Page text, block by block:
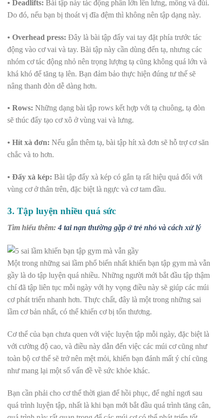
• Deadlifts: Bài tập này tác động phần lớn lên lưng, mông và đùi.
Do đó, nếu bạn bị thoát vị đĩa đệm thì không nên tập dạng này.
• Overhead press: Đây là bài tập đẩy vai tay đặt phía trước tác
động vào cơ vai và tay. Bài tập này cần dùng đến tạ, nhưng các
nhóm cơ tác động nhỏ nên trọng lượng tạ cũng không quá lớn và
khá khó để tăng tạ lên. Bạn đảm bảo thực hiện đúng tư thế sẽ
nâng thanh đòn dễ dàng hơn.
• Rows: Những dạng bài tập rows kết hợp với tạ chuông, tạ đòn
sẽ thúc đẩy tạo cơ xô ở vùng vai và lưng.
• Hít xà đơn: Nếu gắn thêm tạ, bài tập hít xà đơn sẽ hỗ trợ cơ săn
chắc và to hơn.
• Đẩy xà kép: Bài tập đẩy xà kép có gắn tạ rất hiệu quả đối với
vùng cơ ở thân trên, đặc biệt là ngực và cơ tam đầu.
3. Tập luyện nhiều quá sức
Tìm hiểu thêm: 4 tai nạn thường gặp ở trẻ nhỏ và cách xử lý
Một trong những sai lầm phổ biến nhất khiến bạn tập gym mà vẫn
gầy là do tập luyện quá nhiều. Những người mới bắt đầu tập thậm
chí đã tập liên tục mỗi ngày với hy vọng điều này sẽ giúp các múi
cơ phát triển nhanh hơn. Thực chất, đây là một trong những sai
lầm cơ bản nhất, có thể khiến cơ bị tổn thương.
Cơ thể của bạn chưa quen với việc luyện tập mỗi ngày, đặc biệt là
với cường độ cao, và điều này dẫn đến việc các múi cơ cũng như
toàn bộ cơ thể sẽ trở nên mệt mỏi, khiến bạn đánh mất ý chí cũng
như mang lại một số vấn đề về sức khỏe khác.
Bạn cần phải cho cơ thể thời gian để hồi phục, để nghỉ ngơi sau
quá trình luyện tập, nhất là khi bạn mới bắt đầu quá trình tăng cân,